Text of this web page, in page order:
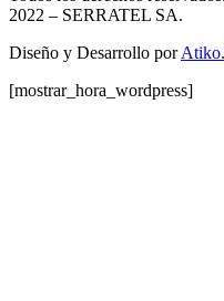
2022 – SERRATEL SA.
Diseño y Desarrollo por
[mostrar_hora_wordpress]